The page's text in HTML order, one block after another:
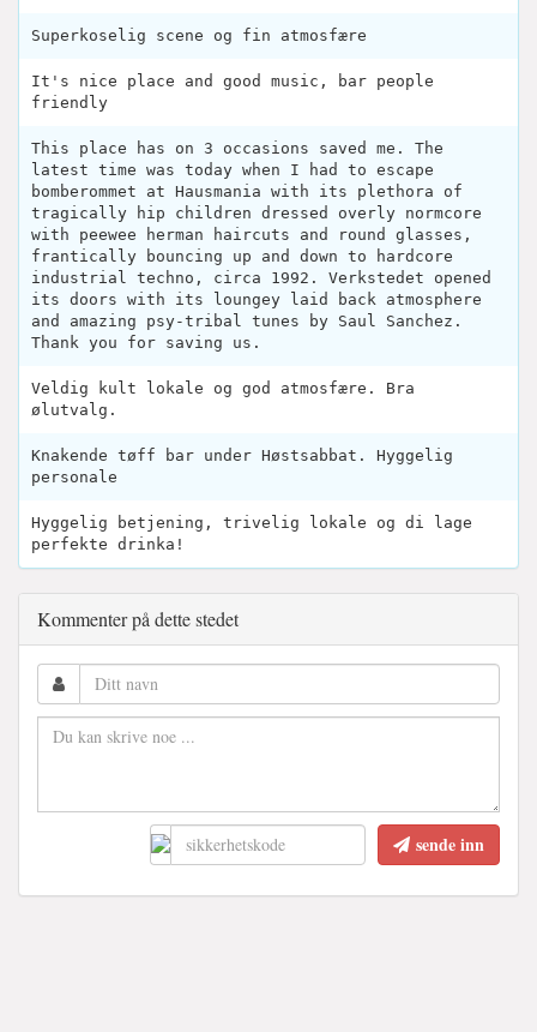
Superkoselig scene og fin atmosfære
It's nice place and good music, bar people
friendly
This place has on 3 occasions saved me. The
latest time was today when I had to escape
bomberommet at Hausmania with its plethora of
tragically hip children dressed overly normcore
with peewee herman haircuts and round glasses,
frantically bouncing up and down to hardcore
industrial techno, circa 1992. Verkstedet opened
its doors with its loungey laid back atmosphere
and amazing psy-tribal tunes by Saul Sanchez.
Thank you for saving us.
Veldig kult lokale og god atmosfære. Bra
ølutvalg.
Knakende tøff bar under Høstsabbat. Hyggelig
personale
Hyggelig betjening, trivelig lokale og di lage
perfekte drinka!
Kommenter på dette stedet
sende inn